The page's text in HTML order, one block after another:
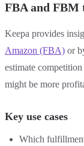
FBA and FBM
Keepa provides
Amazon (FBA) or
estimate
might be more
Key use cases
Which